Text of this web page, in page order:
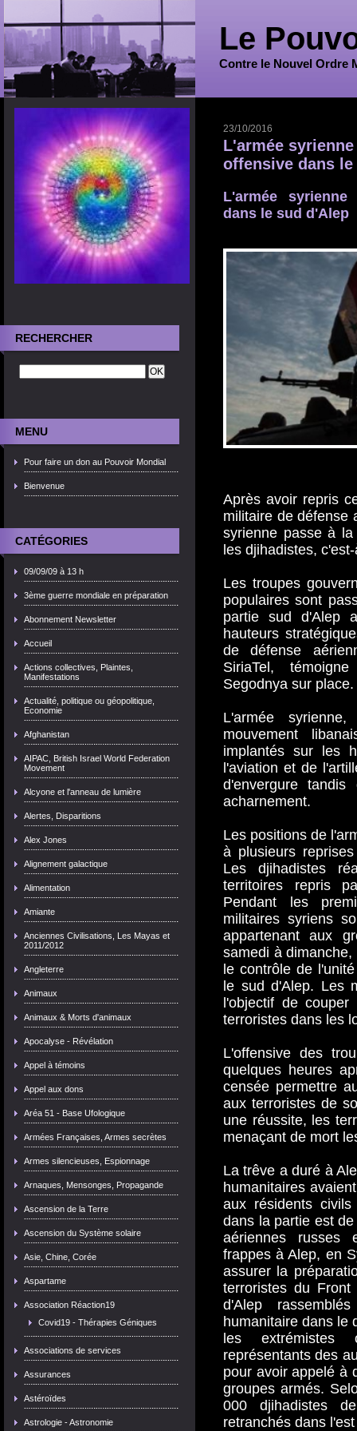
Le
Contre le Nouvel Ordre
RECHERCHER
MENU
Pour faire un don au Pouvoir Mondial
Bienvenue
CATÉGORIES
09/09/09 à 13 h
3ème guerre mondiale en préparation
Abonnement Newsletter
Accueil
Actions collectives, Plaintes,
Manifestations
Actualité, politique ou géopolitique,
Economie
Afghanistan
AIPAC, British Israel World Federation
Movement
Alcyone et l'anneau de lumière
Alertes, Disparitions
Alex Jones
Alignement galactique
Alimentation
Amiante
Anciennes Civilisations, Les Mayas et
2011/2012
Angleterre
Animaux
Animaux & Morts d'animaux
Apocalyse - Révélation
Appel à témoins
Appel aux dons
Aréa 51 - Base Ufologique
Armées Françaises, Armes secrètes
Armes silencieuses, Espionnage
Arnaques, Mensonges, Propagande
Ascension de la Terre
Ascension du Système solaire
Asie, Chine, Corée
Aspartame
Association Réaction19
Covid19 - Thérapies Géniques
Associations de services
Assurances
Astéroïdes
Astrologie - Astronomie
23/10/2016
L'armée
offensive dans
L'armée
dans le sud d'Alep
Après avoir repris
militaire de défense
syrienne passe à
les djihadistes,
Les troupes
populaires sont
partie sud d'Alep
hauteurs
de défense
SiriaTel,
Segodnya sur place.
L'armée
mouvement
implantés sur les
l'aviation et de
d'envergure
acharnement.
Les positions de
à plusieurs
Les djihadistes
territoires repris
Pendant les
militaires syriens
appartenant aux
samedi à
le contrôle de
le sud d'Alep. Les
l'objectif de
terroristes dans les
L'offensive des
quelques heures
censée permettre
aux terroristes de
une réussite, les
menaçant de mort
La trêve a duré à
humanitaires
aux résidents
dans la partie est
aériennes russes
frappes à Alep, en
assurer la
terroristes du
d'Alep
humanitaire dans le
les extrémistes
représentants des
pour avoir appelé à
groupes armés.
000 djihadistes
retranchés dans